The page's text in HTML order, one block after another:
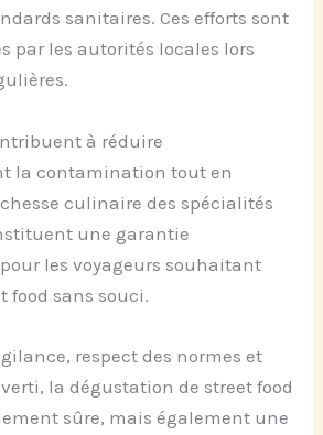
sanitaires. Ces efforts sont
par les autorités locales lors
à réduire
la contamination tout en
culinaire des spécialités
une garantie
les voyageurs souhaitant
food sans souci.
respect des normes et
la dégustation de street food
sûre, mais également une